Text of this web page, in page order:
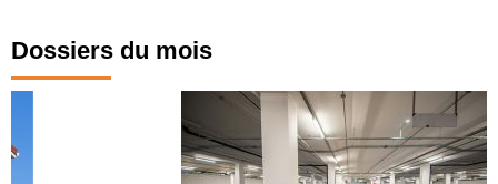
Dossiers du mois